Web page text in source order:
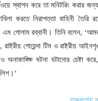
স্থাপন করে তা মনিটরিং করার
করতে নিরাপত্তা বাহিনী
গোলাম রব্বানী। তিনি বলেন, ‘আমরা
রাষ্ট্রীয় গোয়েন্দা টিম ও রাষ্ট্রীয়
অনাকাঙ্ক্ষি ঘটনা ঘটানোর